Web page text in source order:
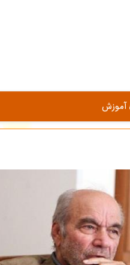
آموزش